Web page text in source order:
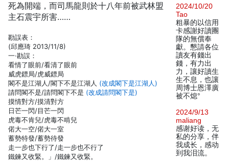
死為開端，而司馬龍則於十八年前被武林盟
主石震宇所害……
勘誤表：
(邱應琦 2013/11/8)
一·勘誤：
看情了眼前/看清了眼前
威虎鏢局/虎威鏢局
閣不是江湖人/閣下不是江湖人 (改成閣下是江湖人)
請問閣不是/請問閣下不是 (改成請問閣下是)
摸情對方/摸清對方
日芒一閃/目芒一閃
虎毒不肯兒/虎毒不啃兒
偌大一空/偌大一室
蓄勢特發/蓄勢待發
走一步也下行了/走一步也不行了
鐵鍊又收緊。」/鐵鍊又收緊。
2024/10/20
Tao
粗暴的以信用
卡感謝好讀團
隊的無償奉
獻。懇請各位
讀友有錢出
錢，有力出
力，讓好讀生
生不息，也讓
周博士恩澤廣
被不熄°
2024/9/13
maliang
感谢好读，无
私的分享，伴
我成长，感动
到我泪流。